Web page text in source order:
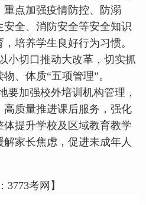
点加强疫情防控、防溺
全、消防安全等安全知识
培养学生良好行为习惯。
小切口推动大改革，切实抓
、体质“五项管理”。
要加强校外培训机构管理，
质量推进课后服务，强化
提升学校及区域教育教学
家长焦虑，促进未成年人
考网】